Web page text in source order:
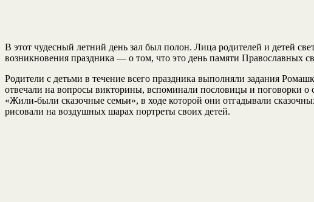
В этот чудесный летний день зал был полон. Лица родителей и детей
возникновения праздника — о том, что это день памяти Православных
Родители с детьми в течение всего праздника выполняли задания
отвечали на вопросы викторины, вспоминали пословицы и поговорки о
«Жили-были сказочные семьи», в ходе которой они отгадывали
рисовали на воздушных шарах портреты своих детей.